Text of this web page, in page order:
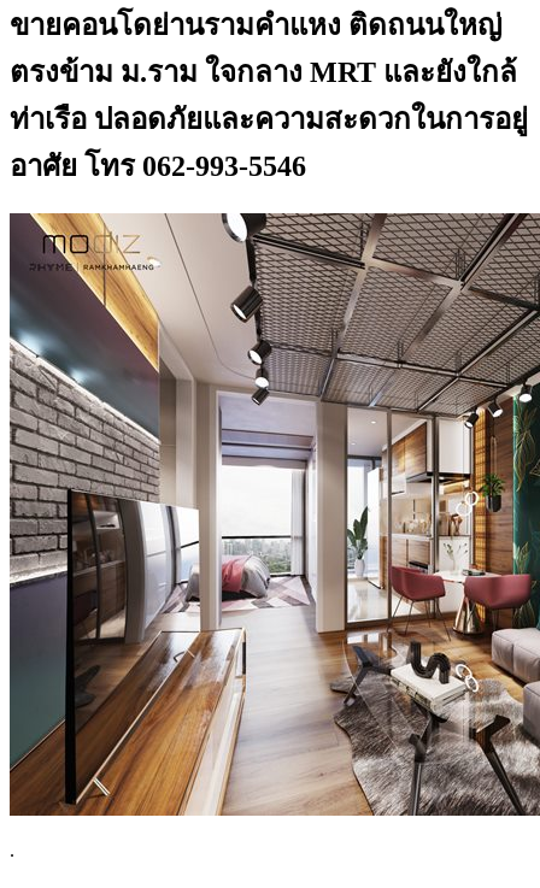
ขายคอนโดย่านรามคำแหง ติดถนนใหญ่
ตรงข้าม ม.ราม ใจกลาง MRT และยังใกล้
ท่าเรือ ปลอดภัยและความสะดวกในการอยู่
อาศัย โทร 062-993-5546
.